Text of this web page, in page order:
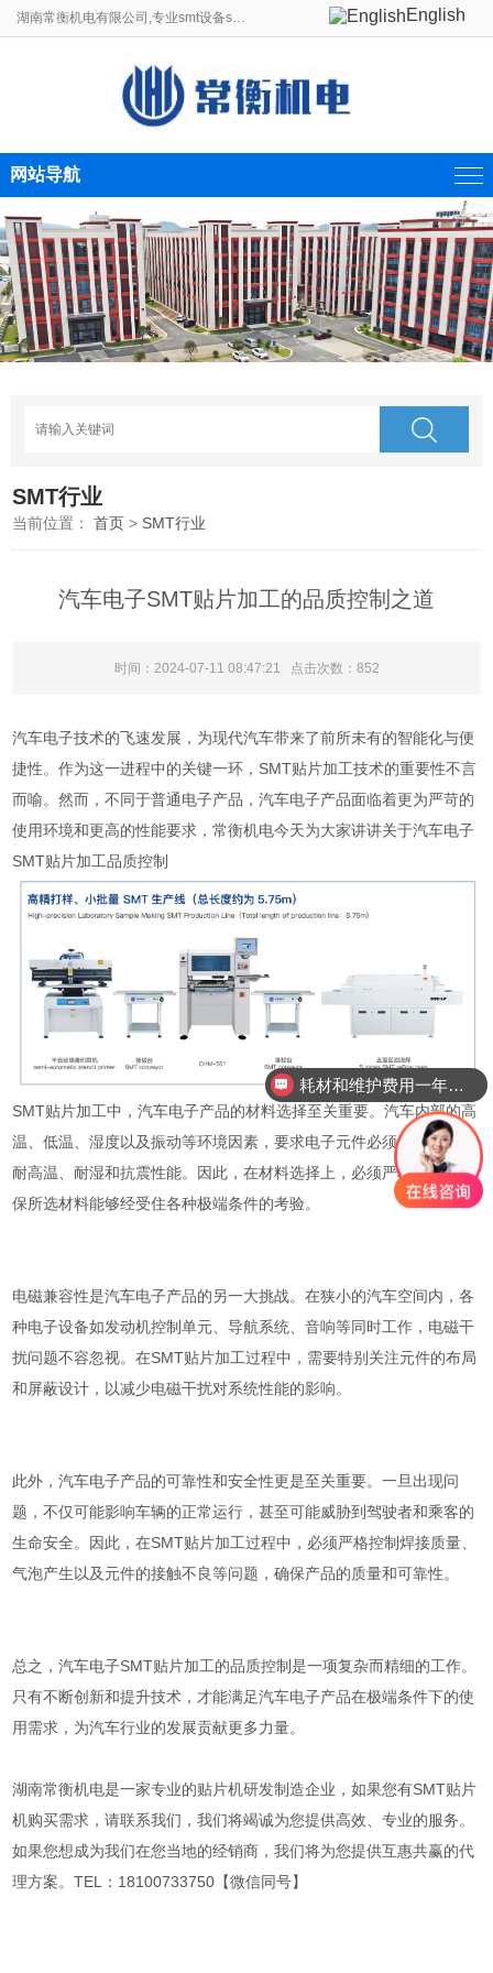
湖南常衡机电有限公司,专业smt设备smt贴片机生产线制造商。 English
网站导航
SMT行业
当前位置：首页 > SMT行业
汽车电子SMT贴片加工的品质控制之道
时间：2024-07-11 08:47:21 点击次数： 852
汽车电子技术的飞速发展，为现代汽车带来了前所未有的智能化与便
捷性。作为这一进程中的关键一环，SMT贴片加工技术的重要性不言
而喻。然而，不同于普通电子产品，汽车电子产品面临着更为严苛的
使用环境和更高的性能要求，常衡机电今天为大家讲讲关于汽车电子
SMT贴片加工品质控制
SMT贴片加工中，汽车电子产品的材料选择至关重要。汽车内部的高
温、低温、湿度以及振动等环境因素，要求电子元件必须具备出色的
耐高温、耐湿和抗震性能。因此，在材料选择上，必须严格把关，确
保所选材料能够经受住各种极端条件的考验。
电磁兼容性是汽车电子产品的另一大挑战。在狭小的汽车空间内，各
种电子设备如发动机控制单元、导航系统、音响等同时工作，电磁干
扰问题不容忽视。在SMT贴片加工过程中，需要特别关注元件的布局
和屏蔽设计，以减少电磁干扰对系统性能的影响。
此外，汽车电子产品的可靠性和安全性更是至关重要。一旦出现问
题，不仅可能影响车辆的正常运行，甚至可能威胁到驾驶者和乘客的
生命安全。因此，在SMT贴片加工过程中，必须严格控制焊接质量、
气泡产生以及元件的接触不良等问题，确保产品的质量和可靠性。
总之，汽车电子SMT贴片加工的品质控制是一项复杂而精细的工作。
只有不断创新和提升技术，才能满足汽车电子产品在极端条件下的使
用需求，为汽车行业的发展贡献更多力量。
湖南常衡机电是一家专业的贴片机研发制造企业，如果您有SMT贴片
机购买需求，请联系我们，我们将竭诚为您提供高效、专业的服务。
如果您想成为我们在您当地的经销商，我们将为您提供互惠共赢的代
理方案。TEL：18100733750【微信同号】
耗材和维护费用一年需要多少？